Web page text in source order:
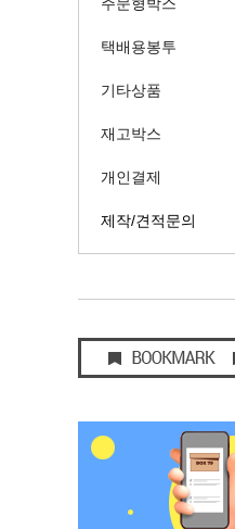
택배용봉투
기타상품
재고박스
개인결제
제작/견적문의